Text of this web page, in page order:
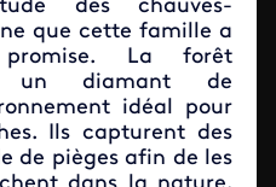
des chauves-
que cette famille a
La forêt
un diamant de
idéal pour
Ils capturent des
de pièges afin de les